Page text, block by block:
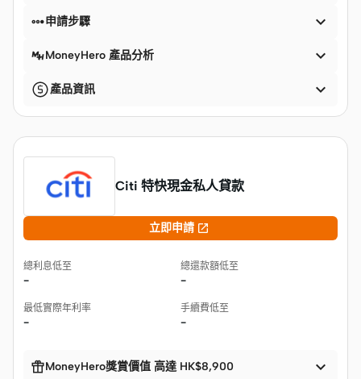
申請步驟 
MoneyHero 產品分析 
產品資訊 
Citi 特快現金私人貸款
立即申請 
總利息低至
-
總還款額低至
-
最低實際年利率
-
手續費低至
-
MoneyHero獎賞價值 高達 HK$8,900 